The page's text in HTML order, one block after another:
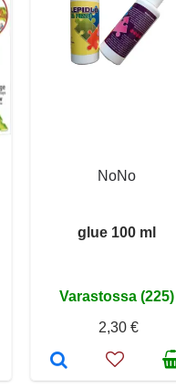
NoNo
glue 100 ml
Varastossa (225)
2,30 €